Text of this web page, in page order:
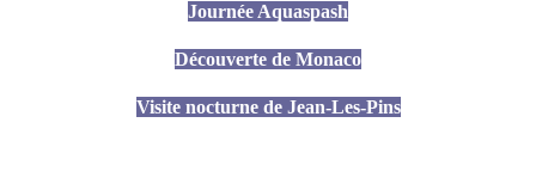
Journée Aquaspash
Découverte de Monaco
Visite nocturne de Jean-Les-Pins